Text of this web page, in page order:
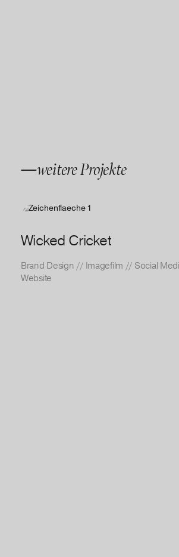
—weitere Projekte
Wicked Cricket
Brand Design // Imagefilm // Social
Website